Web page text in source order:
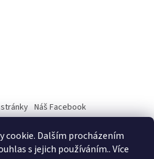
cookie. Dalším procházením
s jejich používáním.. Více
Náš Facebook